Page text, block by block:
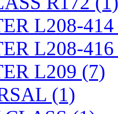
L208-
L208-
L209 (7)
(1)